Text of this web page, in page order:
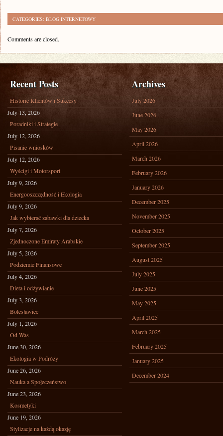
CATEGORIES: BLOG INTERNETOWY
Comments are closed.
Recent Posts
Historie Klientów i Sukcesy
July 13, 2026
Poradniki i Strategie
July 12, 2026
Pisanie wniosków
July 12, 2026
Wyścigi i Motorsport
July 9, 2026
Energooszczędność i Ekologia
July 9, 2026
Jak wybierać zabawki dla dziecka
July 7, 2026
Zjednoczone Emiraty Arabskie
July 5, 2026
Podziemie Finansowe
July 4, 2026
Dieta i odżywianie
July 3, 2026
Bolesławiec
July 1, 2026
Od Was
June 30, 2026
Ekologia w Podróży
June 26, 2026
Nauka a Społeczeństwo
June 23, 2026
Kosmetyki
June 19, 2026
Stylizacje na każdą okazję
Archives
July 2026
June 2026
May 2026
April 2026
March 2026
February 2026
January 2026
December 2025
November 2025
October 2025
September 2025
August 2025
July 2025
June 2025
May 2025
April 2025
March 2025
February 2025
January 2025
December 2024